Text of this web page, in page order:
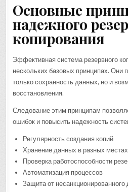
Основные
надежного
копирования
Эффективная система резервного
нескольких базовых принципах. Они
только сохранность данных, но и
восстановления.
Следование этим принципам
ошибок и повысить надежность
Регулярность создания копий
Хранение данных в разных местах
Проверка работоспособности
Автоматизация процессов
Защита от несанкционированного